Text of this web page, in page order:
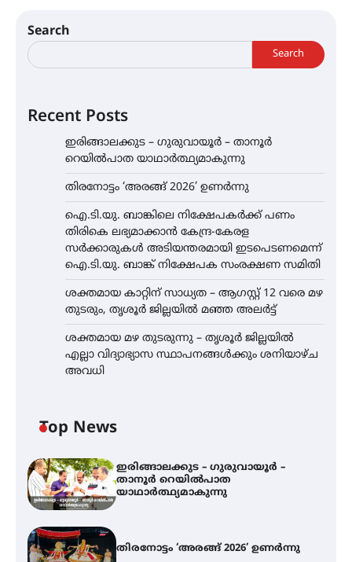
Search
Search
Recent Posts
ഇരിങ്ങാലക്കുട – ഗുരുവായൂർ – താനൂർ
റെയിൽപാത യാഥാർത്ഥ്യമാകുന്നു
തിരനോട്ടം ‘അരങ്ങ് 2026’ ഉണർന്നു
ഐ.ടി.യു. ബാങ്കിലെ നിക്ഷേപകർക്ക് പണം
തിരികെ ലഭ്യമാക്കാൻ കേന്ദ്ര-കേരള
സർക്കാരുകൾ അടിയന്തരമായി ഇടപെടണമെന്ന്
ഐ.ടി.യു. ബാങ്ക് നിക്ഷേപക സംരക്ഷണ സമിതി
ശക്തമായ കാറ്റിന് സാധ്യത – ആഗസ്റ്റ് 12 വരെ മഴ
തുടരും, തൃശൂർ ജില്ലയിൽ മഞ്ഞ അലർട്ട്
ശക്തമായ മഴ തുടരുന്നു – തൃശൂർ ജില്ലയിൽ
എല്ലാ വിദ്യാഭ്യാസ സ്ഥാപനങ്ങൾക്കും ശനിയാഴ്ച
അവധി
Top News
ഇരിങ്ങാലക്കുട – ഗുരുവായൂർ –
താനൂർ റെയിൽപാത
യാഥാർത്ഥ്യമാകുന്നു
തിരനോട്ടം ‘അരങ്ങ് 2026’ ഉണർന്നു